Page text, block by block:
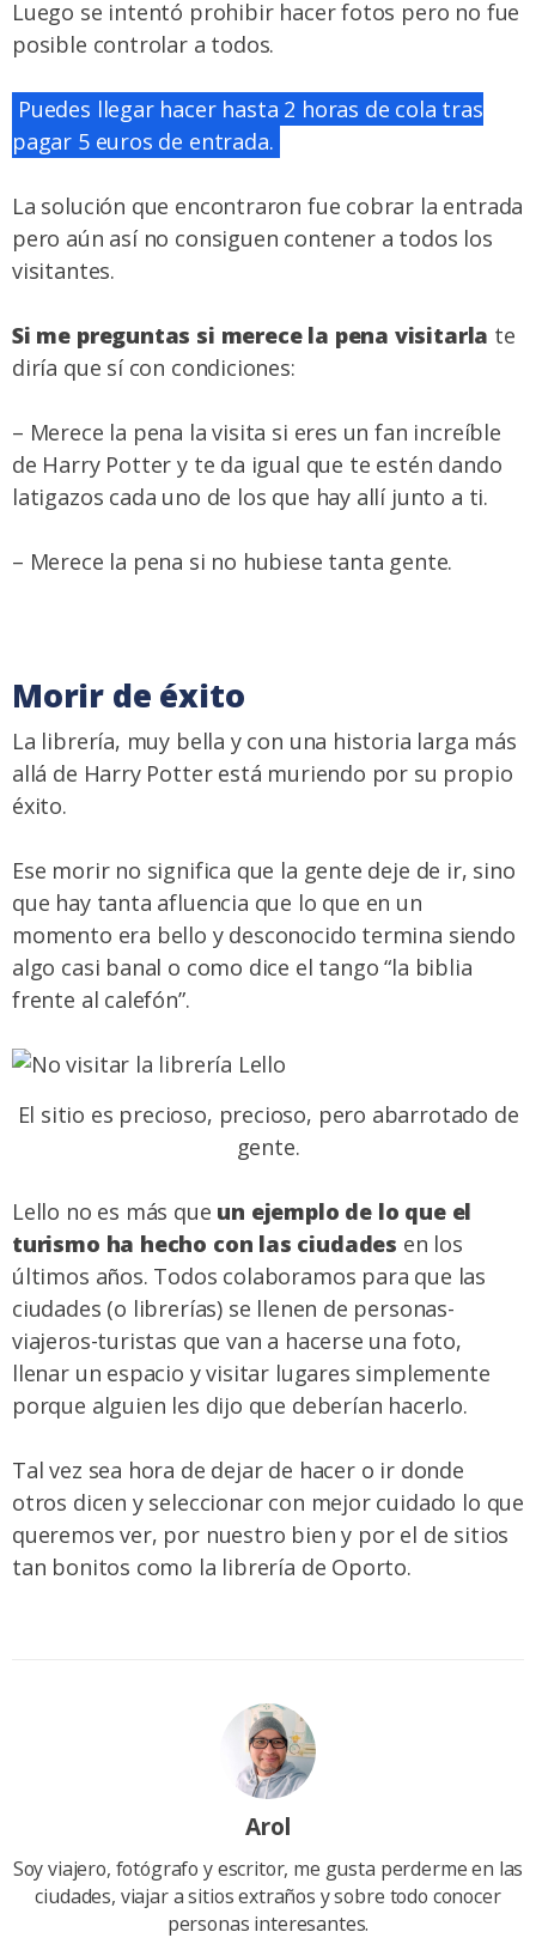
Luego se intentó prohibir hacer fotos pero no fue
posible controlar a todos.
Puedes llegar hacer hasta 2 horas de cola tras
pagar 5 euros de entrada.
La solución que encontraron fue cobrar la entrada
pero aún así no consiguen contener a todos los
visitantes.
Si me preguntas si merece la pena visitarla te
diría que sí con condiciones:
– Merece la pena la visita si eres un fan increíble
de Harry Potter y te da igual que te estén dando
latigazos cada uno de los que hay allí junto a ti.
– Merece la pena si no hubiese tanta gente.
Morir de éxito
La librería, muy bella y con una historia larga más
allá de Harry Potter está muriendo por su propio
éxito.
Ese morir no significa que la gente deje de ir, sino
que hay tanta afluencia que lo que en un
momento era bello y desconocido termina siendo
algo casi banal o como dice el tango “la biblia
frente al calefón”.
El sitio es precioso, precioso, pero abarrotado de
gente.
Lello no es más que un ejemplo de lo que el
turismo ha hecho con las ciudades en los
últimos años. Todos colaboramos para que las
ciudades (o librerías) se llenen de personas-
viajeros-turistas que van a hacerse una foto,
llenar un espacio y visitar lugares simplemente
porque alguien les dijo que deberían hacerlo.
Tal vez sea hora de dejar de hacer o ir donde
otros dicen y seleccionar con mejor cuidado lo que
queremos ver, por nuestro bien y por el de sitios
tan bonitos como la librería de Oporto.
Arol
Soy viajero, fotógrafo y escritor, me gusta perderme en las
ciudades, viajar a sitios extraños y sobre todo conocer
personas interesantes.